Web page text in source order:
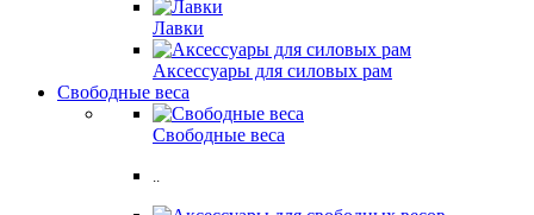
Лавки
Аксессуары для силовых рам
Свободные веса
Свободные веса
..